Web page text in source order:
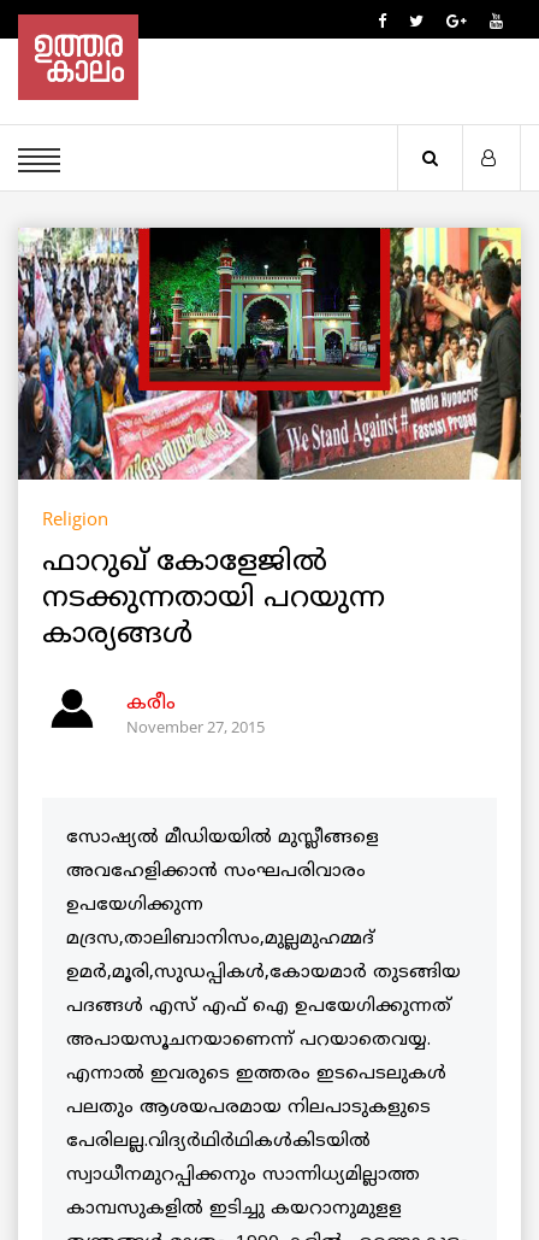
Religion
ഫാറുഖ് കോളേജില്‍
നടക്കുന്നതായി പറയുന്ന
കാര്യങ്ങള്‍
കരീം
November 27, 2015
സോഷ്യല്‍ മീഡിയയില്‍ മുസ്ലീങ്ങളെ
അവഹേളിക്കാന്‍ സംഘപരിവാരം
ഉപയേഗിക്കുന്ന
മദ്രസ,താലിബാനിസം,മുല്ലമുഹമ്മദ്
ഉമര്‍,മൂരി,സുഡപ്പികള്‍,കോയമാര്‍ തുടങ്ങിയ
പദങ്ങള്‍ എസ് എഫ് ഐ ഉപയേഗിക്കുന്നത്
അപായസൂചനയാണെന്ന് പറയാതെവയ്യ.
എന്നാല്‍ ഇവരുടെ ഇത്തരം ഇടപെടലുകള്‍
പലതും ആശയപരമായ നിലപാടുകളുടെ
പേരിലല്ല.വിദ്യര്‍ഥിര്‍ഥികള്‍കിടയില്‍
സ്വാധീനമുറപ്പിക്കനും സാന്നിധ്യമില്ലാത്ത
കാമ്പസുകളില്‍ ഇടിച്ചു കയറാനുമുളള